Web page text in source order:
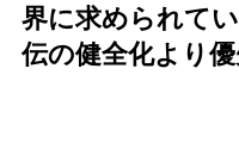
界に求められて
伝の健全化より